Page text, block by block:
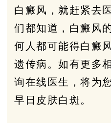
白癜风，就赶紧去
们都知道，白癜风
何人都可能得白癜
遗传病。如有更多
询在线医生，将为
早日皮肤白斑。